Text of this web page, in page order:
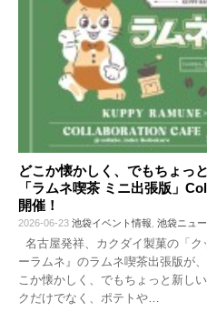
どこか懐かしく、でもちょっ
「ラムネ喫茶 ミニ出張版」
開催！
2026-06-23 池袋イベント情報 池袋ニュー
名古屋発祥、カクダイ製菓の「
ーラムネ』のラムネ喫茶出張版が
こか懐かしく、でもちょっと新し
クだけでなく、ポテトや